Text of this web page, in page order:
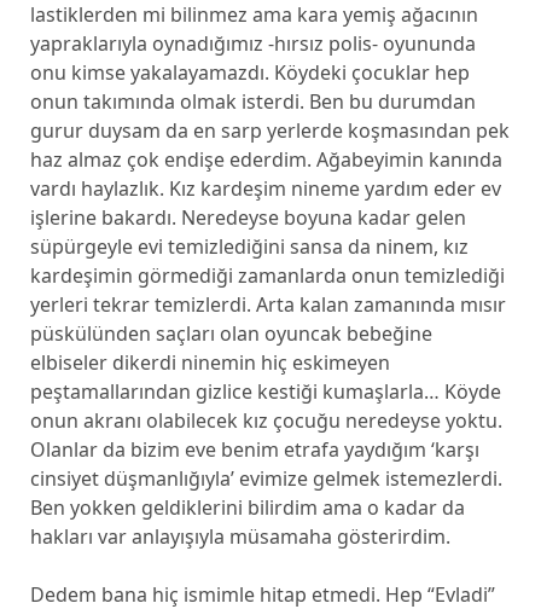
lastiklerden mi bilinmez ama kara yemiş ağacının
yapraklarıyla oynadığımız -hırsız polis- oyununda
onu kimse yakalayamazdı. Köydeki çocuklar hep
onun takımında olmak isterdi. Ben bu durumdan
gurur duysam da en sarp yerlerde koşmasından pek
haz almaz çok endişe ederdim. Ağabeyimin kanında
vardı haylazlık. Kız kardeşim nineme yardım eder ev
işlerine bakardı. Neredeyse boyuna kadar gelen
süpürgeyle evi temizlediğini sansa da ninem, kız
kardeşimin görmediği zamanlarda onun temizlediği
yerleri tekrar temizlerdi. Arta kalan zamanında mısır
püskülünden saçları olan oyuncak bebeğine
elbiseler dikerdi ninemin hiç eskimeyen
peştamallarından gizlice kestiği kumaşlarla… Köyde
onun akranı olabilecek kız çocuğu neredeyse yoktu.
Olanlar da bizim eve benim etrafa yaydığım ‘karşı
cinsiyet düşmanlığıyla’ evimize gelmek istemezlerdi.
Ben yokken geldiklerini bilirdim ama o kadar da
hakları var anlayışıyla müsamaha gösterirdim.
Dedem bana hiç ismimle hitap etmedi. Hep “Evladi”